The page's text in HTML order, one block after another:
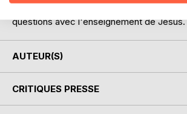
questions avec l'enseignement de Jésus.
AUTEUR(S)
CRITIQUES PRESSE